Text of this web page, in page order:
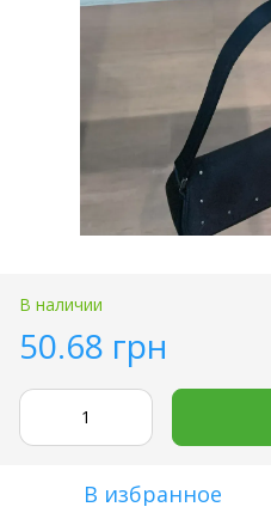
В наличии
50.68 грн
В избранное